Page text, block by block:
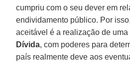
cumpriu com o seu dever em
endividamento público. Por
aceitável é a realização de uma
Dívida, com poderes para
país realmente deve aos